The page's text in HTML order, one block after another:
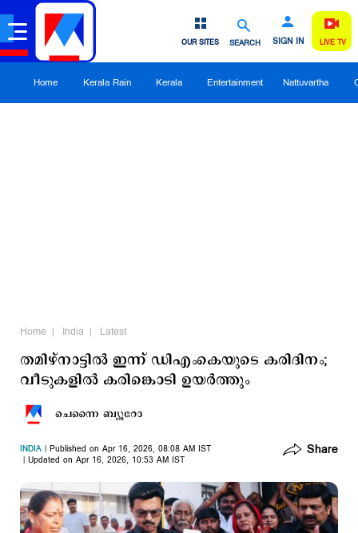
SEARCH SIGN IN
OUR SITES LIVE TV
Home Kerala Rain Kerala Entertainment Nattuvartha
Home India Latest
തമിഴ്‌നാട്ടിൽ ഇന്ന് ഡിഎംകെയുടെ കരിദിനം;
വീടുകളിൽ കരിങ്കൊടി ഉയർത്തും
ചെന്നൈ ബ്യൂറോ
INDIA
Published on Apr 16, 2026, 08:08 AM IST
Updated on Apr 16, 2026, 10:53 AM IST
Share